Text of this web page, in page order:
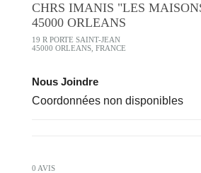
CHRS IMANIS "LES
45000 ORLEANS
19 R PORTE SAINT-JEAN
45000 ORLEANS, FRANCE
Nous Joindre
Coordonnées non disponibles
0 AVIS